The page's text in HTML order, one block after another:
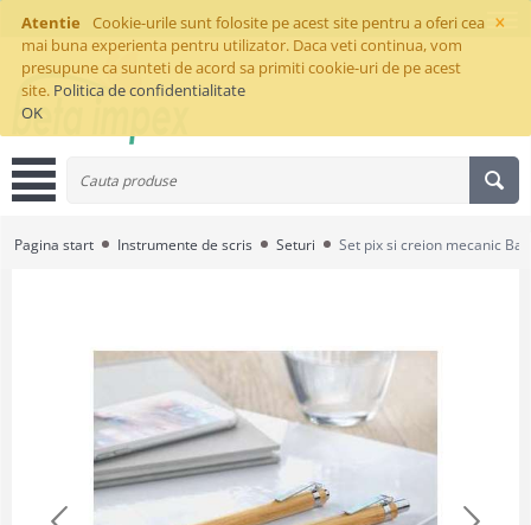
×
Atentie
Cookie-urile sunt folosite pe acest site pentru a oferi cea
mai buna experienta pentru utilizator. Daca veti continua, vom
presupune ca sunteti de acord sa primiti cookie-uri de pe acest
site. Politica de confidentialitate
OK
Pagina start Instrumente de scris Seturi Set pix si creion mecanic